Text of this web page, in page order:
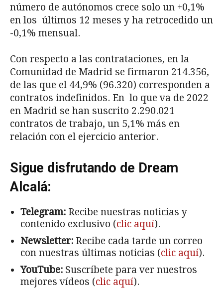
número de autónomos crece solo un +0,1%
en los últimos 12 meses y ha retrocedido un
-0,1% mensual.
Con respecto a las contrataciones, en la
Comunidad de Madrid se firmaron 214.356,
de las que el 44,9% (96.320) corresponden a
contratos indefinidos. En lo que va de 2022
en Madrid se han suscrito 2.290.021
contratos de trabajo, un 5,1% más en
relación con el ejercicio anterior.
Sigue disfrutando de Dream
Alcalá:
Telegram: Recibe nuestras noticias y
contenido exclusivo (clic aquí).
Newsletter: Recibe cada tarde un correo
con nuestras últimas noticias (clic aquí).
YouTube: Suscríbete para ver nuestros
mejores vídeos (clic aquí).